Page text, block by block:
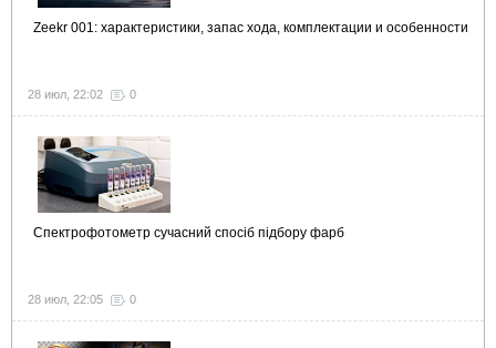
Zeekr 001: характеристики, запас хода, комплектации и особенности
28 июл, 22:02 0
Спектрофотометр сучасний спосіб підбору фарб
28 июл, 22:05 0